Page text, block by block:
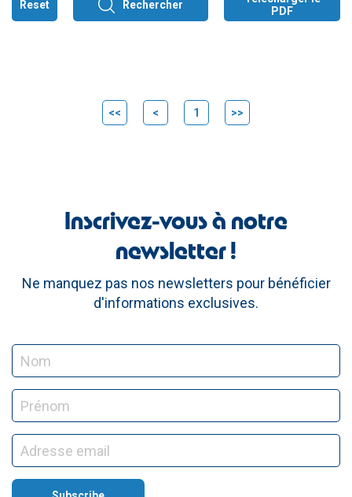
Reset Rechercher
PDF
<< < 1 >>
Inscrivez-vous à notre
newsletter !
Ne manquez pas nos newsletters pour bénéficier
d'informations exclusives.